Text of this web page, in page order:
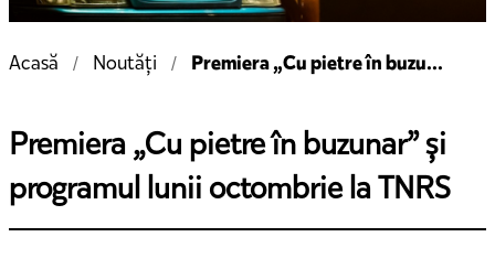
Acasă Noutăți Premiera „Cu pietre în buzu...
Premiera „Cu pietre în buzunar” și
programul lunii octombrie la TNRS